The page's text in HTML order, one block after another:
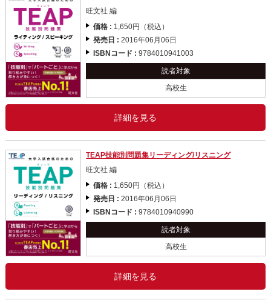
旺文社 編
価格 : 1,650円（税込）
発売日 :2016年06月06日
ISBNコード :9784010941003
読者対象
高校生
詳細を見る
TEAP技能別問題集リーディング/リスニング
旺文社 編
価格 : 1,650円（税込）
発売日 :2016年06月06日
ISBNコード :9784010940990
読者対象
高校生
詳細を見る